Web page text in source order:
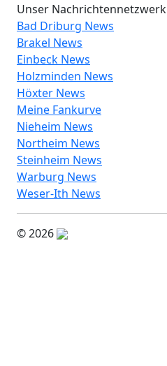
Unser Nachrichtennetzwerk
Bad Driburg News
Brakel News
Einbeck News
Holzminden News
Höxter News
Meine Fankurve
Nieheim News
Northeim News
Steinheim News
Warburg News
Weser-Ith News
© 2026